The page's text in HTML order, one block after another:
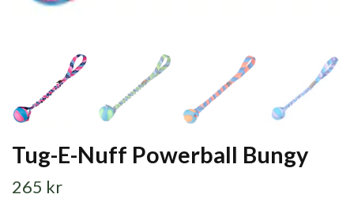
Tug-E-Nuff Powerball Bungy
265 kr